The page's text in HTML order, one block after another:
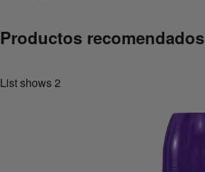
Productos recomendados
List shows2